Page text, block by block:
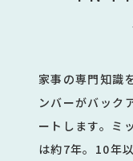
家事の専門知識
ンバーがバック
ートします。ミ
は約7年。10年